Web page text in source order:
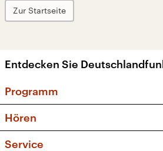
Zur Startseite
Entdecken Sie
Programm
Sendungen und Podcasts
Hören
Service